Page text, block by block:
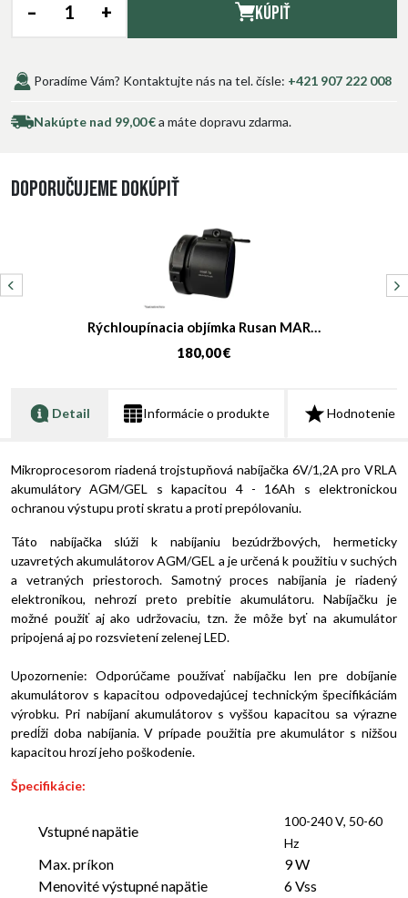
– + Kúpiť
Poradíme Vám? Kontaktujte nás na tel. čísle: +421 907 222 008
Nakúpte nad 99,00 €a máte dopravu zdarma.
Doporučujeme dokúpiť
Rýchloupínacia objímka Rusan MAR…
180,00 €
Detail Informácie o produkte Hodnotenie
Mikroprocesorom riadená trojstupňová nabíjačka 6V/1,2A pro VRLA
akumulátory AGM/GEL s kapacitou 4 - 16Ah s elektronickou
ochranou výstupu proti skratu a proti prepólovaniu.
Táto nabíjačka slúži k nabíjaniu bezúdržbových, hermeticky
uzavretých akumulátorov AGM/GEL a je určená k použitiu v suchých
a vetraných priestoroch. Samotný proces nabíjania je riadený
elektronikou, nehrozí preto prebitie akumulátoru. Nabíjačku je
možné použiť aj ako udržovaciu, tzn. že môže byť na akumulátor
pripojená aj po rozsvietení zelenej LED.
Upozornenie: Odporúčame používať nabíjačku len pre dobíjanie
akumulátorov s kapacitou odpovedajúcej technickým špecifikáciám
výrobku. Pri nabíjaní akumulátorov s vyššou kapacitou sa výrazne
predĺži doba nabíjania. V prípade použitia pre akumulátor s nižšou
kapacitou hrozí jeho poškodenie.
Špecifikácie:
Vstupné napätie
100-240 V, 50-60
Hz
Max. príkon
9 W
Menovité výstupné napätie
6 Vss